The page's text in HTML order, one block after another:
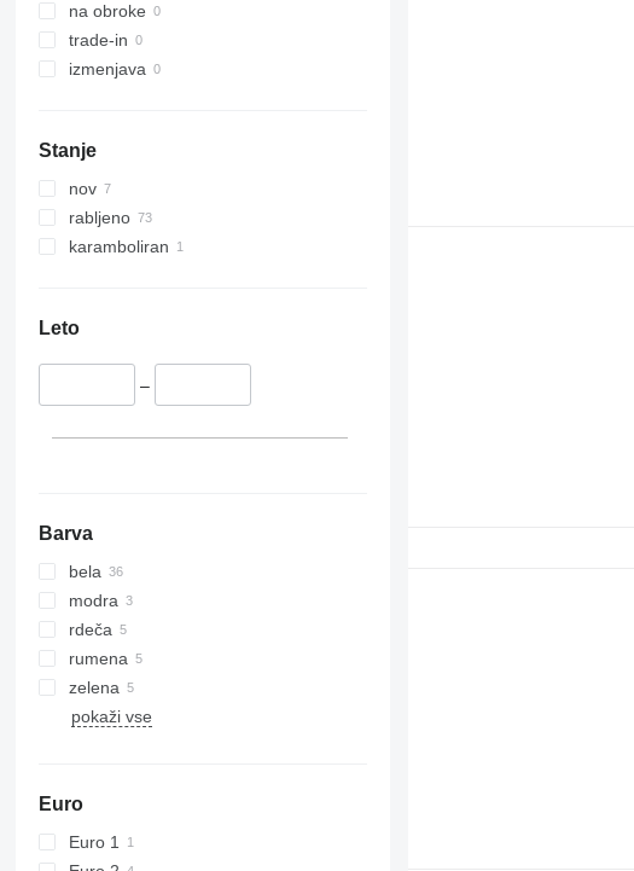
na obroke
trade-in
izmenjava
Stanje
nov
rabljeno
karamboliran
Leto
–
Barva
bela
modra
rdeča
rumena
zelena
pokaži vse
Euro
Euro 1